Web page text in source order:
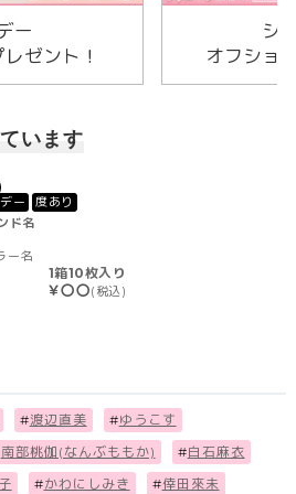
ー
ゼント！
シ
オフショ
います
ー
度あり
ド名
ー名
1箱10枚入り
￥〇〇(税込)
#渡辺直美 #ゆうこす
南部桃伽(なんぶももか) #白石麻衣
#かわにしみき #倖田來未